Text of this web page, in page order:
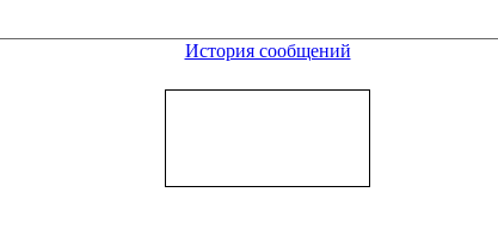
История сообщений